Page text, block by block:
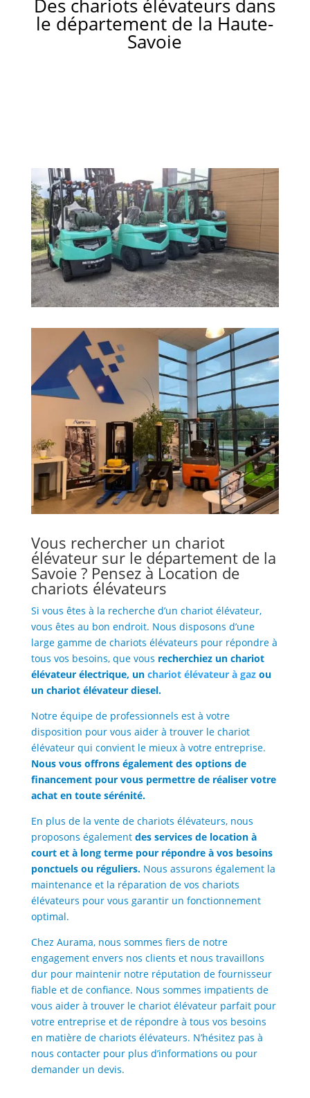
Des chariots élévateurs dans
le département de la Haute-
Savoie
Vous rechercher un chariot
élévateur sur le département de la
Savoie ? Pensez à Location de
chariots élévateurs
Si vous êtes à la recherche d’un chariot élévateur,
vous êtes au bon endroit. Nous disposons d’une
large gamme de chariots élévateurs pour répondre à
tous vos besoins, que vous recherchiez un chariot
élévateur électrique, un chariot élévateur à gazou
un chariot élévateur diesel.
Notre équipe de professionnels est à votre
disposition pour vous aider à trouver le chariot
élévateur qui convient le mieux à votre entreprise.
Nous vous offrons également des options de
financement pour vous permettre de réaliser votre
achat en toute sérénité.
En plus de la vente de chariots élévateurs, nous
proposons également des services de location à
court et à long terme pour répondre à vos besoins
ponctuels ou réguliers.Nous assurons également la
maintenance et la réparation de vos chariots
élévateurs pour vous garantir un fonctionnement
optimal.
Chez Aurama, nous sommes fiers de notre
engagement envers nos clients et nous travaillons
dur pour maintenir notre réputation de fournisseur
fiable et de confiance. Nous sommes impatients de
vous aider à trouver le chariot élévateur parfait pour
votre entreprise et de répondre à tous vos besoins
en matière de chariots élévateurs. N’hésitez pas à
nous contacter pour plus d’informations ou pour
demander un devis.